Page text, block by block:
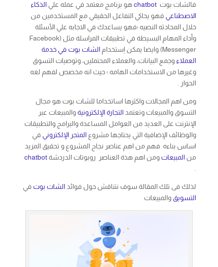
فالشات بوت chatbotهو برنامج معتمد في عمله علي الذكاء
الاصطناعي فهو يحاكي التفاعل الحقيقي مع المستخدمين من
خلال المحادثه النصيه ؛فهو يساعدك في الاجابه علي الأسئلة
وأداء المهام البسيطة في تطبيقات المراسلة مثل (Facebook
Messenger) وايضا يمكن اِستخدام
الشات بوت في خدمة
العملاء وجمع البيانات، والعملاء المحتملين، وتوصيات التسوق
وغيرها من الاستخدامات الهامه ؛ حيث انه مخصص لفهم لغه
الحوار .
ومن اهم المجالات واكثرها اساتخداما للشات بوت هو مجال
التسوق والمبيعات وتعتمدالتجارة الإلكترونيةوالمبيعات عبر
الإنترنت على العديد من العوامل المساعدة والبرامج والتطبيقات
والوظائف الإضافية التي يحتاجها مشروع المتجر الإلكتروني في
اساس بناءه فهم من اهم عناصر نجاح المشروع و تحقيق المزيد
من المبيعات ومن اهم هذة العناصر روبوتات الدردشةchatbot
.
لذلك فى تلك المقالة سوف نتناقش حول فوائدالشات بوت في
التسويق والمبيعات